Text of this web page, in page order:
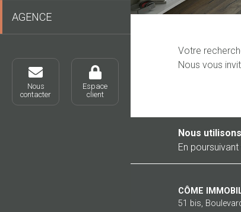
AGENCE
Nous
contacter
Espace
client
Votre
Nous vous
Nous
En
CÔME
51 bis,